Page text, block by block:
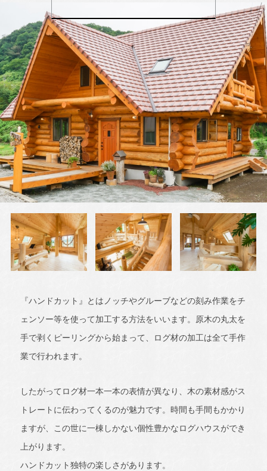
『ハンドカット』とはノッチやグルーブなどの刻み作業をチ
ェンソー等を使って加工する方法をいいます。原木の丸太を
手で剥くピーリングから始まって、ログ材の加工は全て手作
業で行われます。
したがってログ材一本一本の表情が異なり、木の素材感がス
トレートに伝わってくるのが魅力です。時間も手間もかかり
ますが、この世に一棟しかない個性豊かなログハウスができ
上がります。
ハンドカット独特の楽しさがあります。